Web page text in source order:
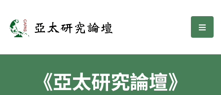
亞太研究論壇 選
《亞太研究論壇》